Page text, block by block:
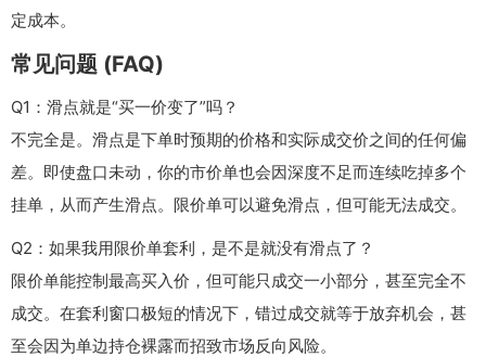
定成本。
常见问题 (FAQ)
Q1：滑点就是“买一价变了”吗？
不完全是。滑点是下单时预期的价格和实际成交价之间的任何偏
差。即使盘口未动，你的市价单也会因深度不足而连续吃掉多个
挂单，从而产生滑点。限价单可以避免滑点，但可能无法成交。
Q2：如果我用限价单套利，是不是就没有滑点了？
限价单能控制最高买入价，但可能只成交一小部分，甚至完全不
成交。在套利窗口极短的情况下，错过成交就等于放弃机会，甚
至会因为单边持仓裸露而招致市场反向风险。